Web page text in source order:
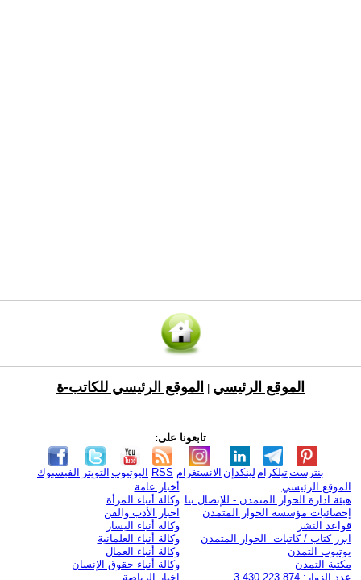
الموقع الرئيسي الموقع الرئيسي للكاتب-ة
تابعونا على:
الفيسبوك التويتر اليوتيوب RSS الانستغرام لينكدإن تيلكرامبنترست
الموقع الرئيسي
هيئة ادارة الحوار المتمدن - للإتصال بنا
إحصائيات مؤسسة الحوار المتمدن
قواعد النشر
ابرز كتاب / كاتبات الحوار المتمدن
يوتيوب التمدن
مكتبة التمدن
عدد الزوار: 3,430,223,874
أخبار عامة
وكالة أنباء المرأة
اخبار الأدب والفن
وكالة أنباء اليسار
وكالة أنباء العلمانية
وكالة أنباء العمال
وكالة أنباء حقوق الإنسان
اخبار الرياضة